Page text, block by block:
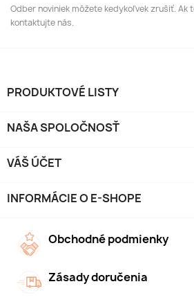
Odber noviniek môžete kedykoľvek zrušiť. Ak
kontaktujte nás.
PRODUKTOVÉ LISTY
NAŠA SPOLOČNOSŤ
VÁŠ ÚČET
INFORMÁCIE O E-SHOPE
Obchodné podmienky
Zásady doručenia